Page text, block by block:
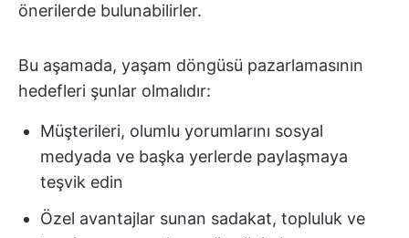
önerilerde bulunabilirler.
Bu aşamada, yaşam döngüsü pazarlamasının
hedefleri şunlar olmalıdır:
Müşterileri, olumlu yorumlarını sosyal
medyada ve başka yerlerde paylaşmaya
teşvik edin
Özel avantajlar sunan sadakat, topluluk ve